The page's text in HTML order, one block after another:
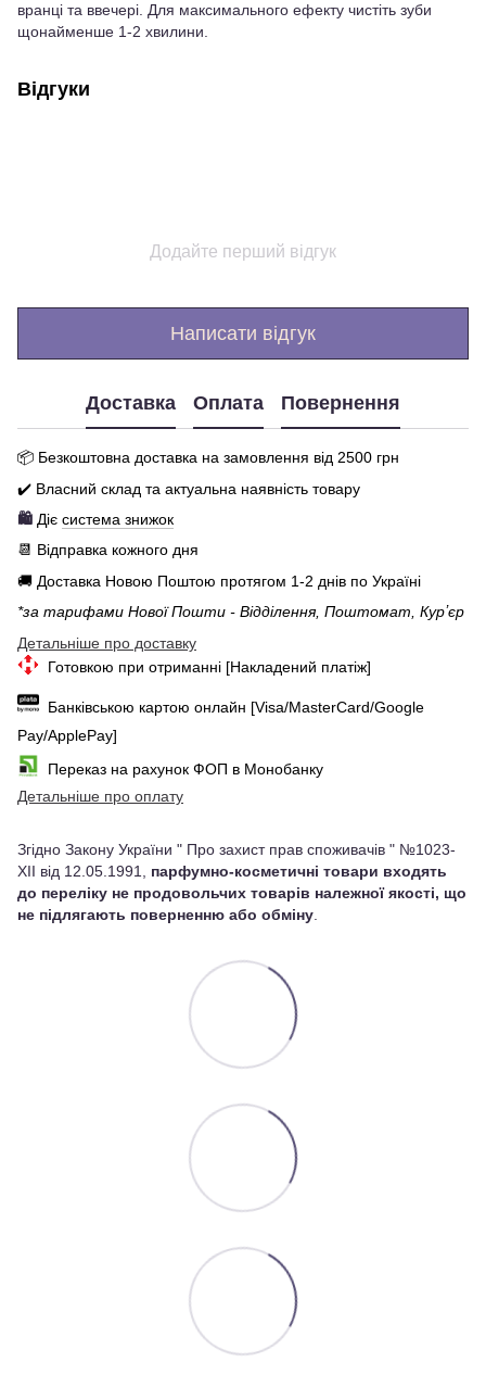
вранці та ввечері. Для максимального ефекту чистіть зуби
щонайменше 1-2 хвилини.
Відгуки
Додайте перший відгук
Написати відгук
Доставка Оплата Повернення
📦 Безкоштовна доставка на замовлення від 2500 грн
✔️ Власний склад та актуальна наявність товару
🛍️ Діє система знижок
📆 Відправка кожного дня
🚚 Доставка Новою Поштою протягом 1-2 днів по Україні
*за тарифами Нової Пошти - Відділення, Поштомат, Курʼєр
Детальніше про доставку
Готовкою при отриманні [Накладений платіж]
Банківською картою онлайн [Visa/MasterCard/Google
Pay/ApplePay]
Переказ на рахунок ФОП в Монобанку
Детальніше про оплату
Згідно Закону України " Про захист прав споживачів " №1023-
XII від 12.05.1991, парфумно-косметичні товари входять
до переліку не продовольчих товарів належної якості, що
не підлягають поверненню або обміну